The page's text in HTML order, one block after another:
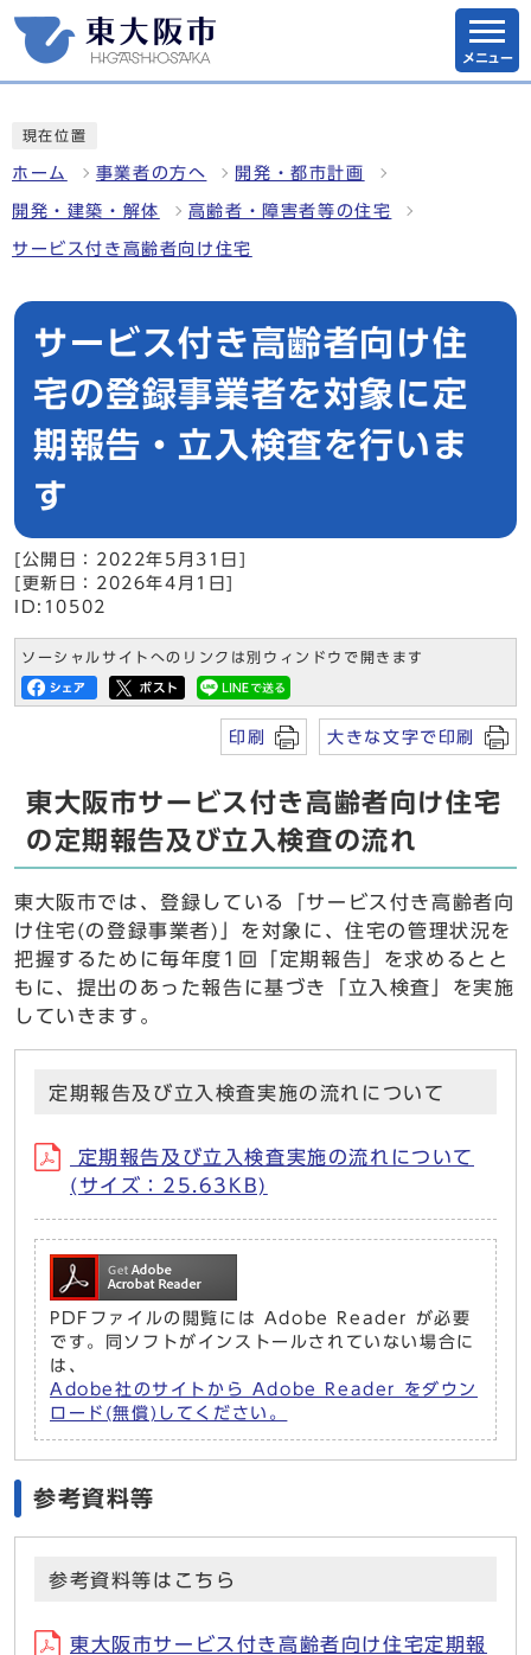
メニュー
現在位置
ホーム 事業者の方へ 開発・都市計画
開発・建築・解体 高齢者・障害者等の住宅
サービス付き高齢者向け住宅
サービス付き高齢者向け住
宅の登録事業者を対象に定
期報告・立入検査を行いま
す
[公開日：2022年5月31日]
[更新日：2026年4月1日]
ID:10502
ソーシャルサイトへのリンクは別ウィンドウで開きます
印刷 大きな文字で印刷
東大阪市サービス付き高齢者向け住宅
の定期報告及び立入検査の流れ
東大阪市では、登録している「サービス付き高齢者向
け住宅(の登録事業者)」を対象に、住宅の管理状況を
把握するために毎年度1回「定期報告」を求めるとと
もに、提出のあった報告に基づき「立入検査」を実施
していきます。
定期報告及び立入検査実施の流れについて
定期報告及び立入検査実施の流れについて
(サイズ：25.63KB)
PDFファイルの閲覧には Adobe Reader が必要
です。同ソフトがインストールされていない場合に
は、
Adobe社のサイトから Adobe Reader をダウン
ロード(無償)してください。
参考資料等
参考資料等はこちら
東大阪市サービス付き高齢者向け住宅定期報